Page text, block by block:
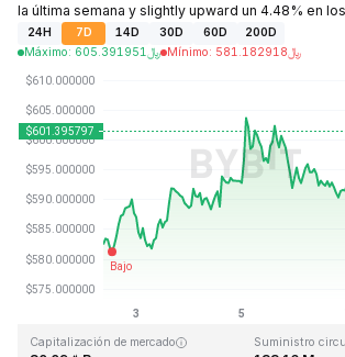
la última semana y slightly upward un 4.48% en
24H 7D 14D 30D 60D
200D
Máximo: ﷼ 605.391951 Mínimo: ﷼ 581.182918
Última actualización: 2026-08-09, 09:23 GMT+0
Máximo histórico
Capitalización de mercado Suministro